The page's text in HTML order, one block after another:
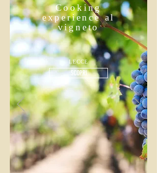
Cooking
experience al
vigneto
LECCE
SCOPRI